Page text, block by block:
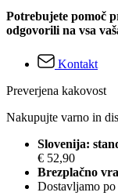
Potrebujete pomoč
odgovorili na vsa
Kontakt
Preverjena kakovost
Nakupujte varno in
Slovenija:
€ 52,90
Brezplačno
Dostavljamo po